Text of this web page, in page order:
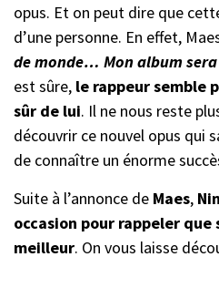
opus. Et on peut dire que
d’une personne. En effet,
de monde… Mon album
est sûre, le rappeur semble
sûr de lui. Il ne nous reste
découvrir ce nouvel opus qui
de connaître un énorme
Suite à l’annonce de Maes,
occasion pour rappeler que
meilleur. On vous laisse